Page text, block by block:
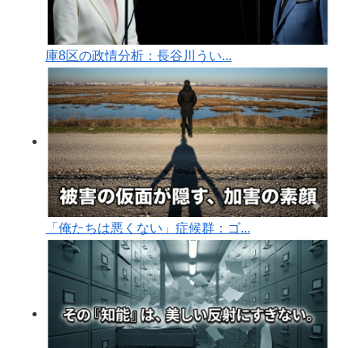
庫8区の政情分析：長谷川うい...
「俺たちは悪くない」症候群：ゴ...